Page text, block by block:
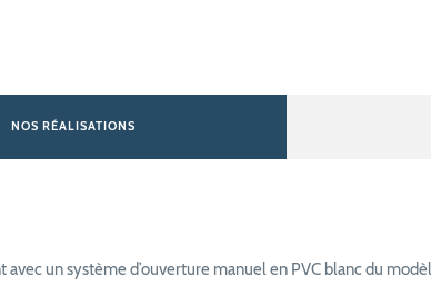
NOS RÉALISATIONS
un système d’ouverture manuel en PVC blanc du